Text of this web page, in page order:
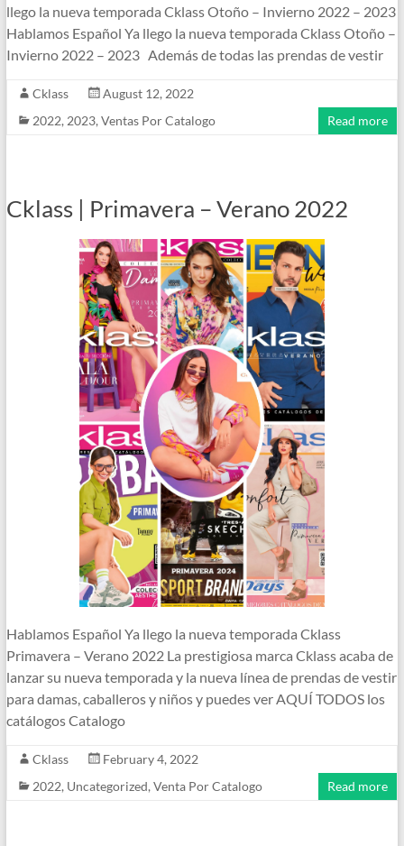
llego la nueva temporada Cklass Otoño – Invierno 2022 – 2023
Hablamos Español Ya llego la nueva temporada Cklass Otoño –
Invierno 2022 – 2023 Además de todas las prendas de vestir
Cklass
August 12, 2022
2022, 2023, Ventas Por Catalogo Read more
Cklass | Primavera – Verano 2022
Hablamos Español Ya llego la nueva temporada Cklass
Primavera – Verano 2022 La prestigiosa marca Cklass acaba de
lanzar su nueva temporada y la nueva línea de prendas de vestir
para damas, caballeros y niños y puedes ver AQUÍ TODOS los
catálogos Catalogo
Cklass
February 4, 2022
2022, Uncategorized, Venta Por Catalogo Read more